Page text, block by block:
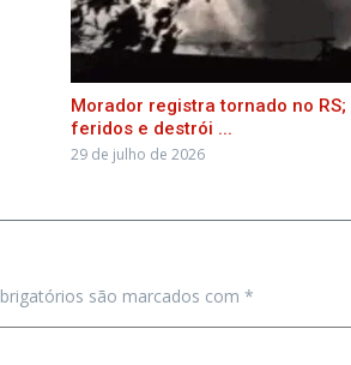
Morador registra tornado no
feridos e destrói ...
29 de julho de 2026
são marcados com *